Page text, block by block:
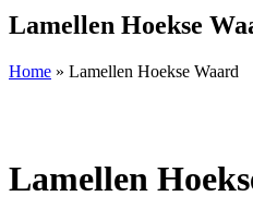
Lamellen Hoekse
Home » Lamellen Hoekse Waard
Lamellen